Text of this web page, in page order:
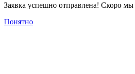
Заявка успешно отправлена! Скоро
Понятно